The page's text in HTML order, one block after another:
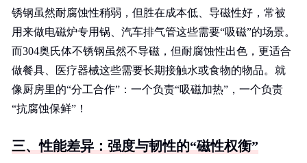
锈钢虽然耐腐蚀性稍弱，但胜在成本低、导磁性好，常被
用来做电磁炉专用锅、汽车排气管这些需要“吸磁”的场景。
而304奥氏体不锈钢虽然不导磁，但耐腐蚀性出色，更适合
做餐具、医疗器械这些需要长期接触水或食物的物品。就
像厨房里的“分工合作”：一个负责“吸磁加热”，一个负责
“抗腐蚀保鲜”！
三、性能差异：强度与韧性的“磁性权衡”